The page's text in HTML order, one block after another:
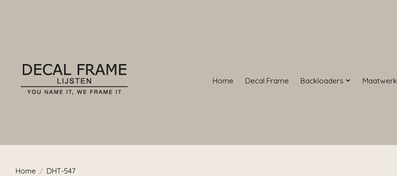
Home Decal Frame Backloaders Maatwerk
Home / DHT-547